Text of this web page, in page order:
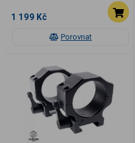
Porovnat
1 199 Kč